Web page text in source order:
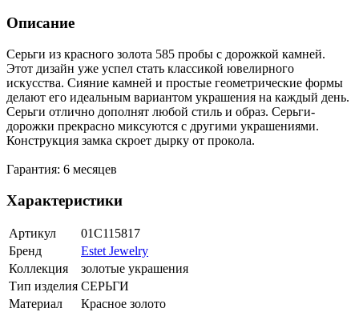
Описание
Серьги из красного золота 585 пробы с дорожкой камней.
Этот дизайн уже успел стать классикой ювелирного
искусства. Сияние камней и простые геометрические формы
делают его идеальным вариантом украшения на каждый день.
Серьги отлично дополнят любой стиль и образ. Серьги-
дорожки прекрасно миксуются с другими украшениями.
Конструкция замка скроет дырку от прокола.
Гарантия: 6 месяцев
Характеристики
Артикул
01С115817
Бренд
Estet Jewelry
Коллекция
золотые украшения
Тип изделия СЕРЬГИ
Материал
Красное золото